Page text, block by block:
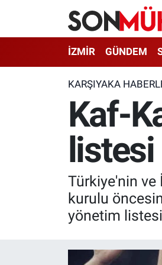
İZMİR GÜNDEM
KARŞIYAKA
Kaf-
Türkiye'nin ve
kurulu
yönetim listesi
İzmir Nöbetçi Eczaneler
İzmir Namaz Vakitleri
İzmir Trafik Yoğunluk
Süper Lig Puan Durumu ve
Tüm Manşetler
Son Dakika Haberleri